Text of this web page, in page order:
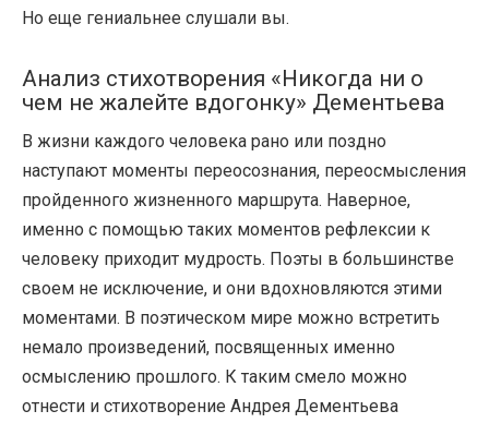
Но еще гениальнее слушали вы.
Анализ стихотворения «Никогда ни о
чем не жалейте вдогонку» Дементьева
В жизни каждого человека рано или поздно
наступают моменты переосознания, переосмысления
пройденного жизненного маршрута. Наверное,
именно с помощью таких моментов рефлексии к
человеку приходит мудрость. Поэты в большинстве
своем не исключение, и они вдохновляются этими
моментами. В поэтическом мире можно встретить
немало произведений, посвященных именно
осмыслению прошлого. К таким смело можно
отнести и стихотворение Андрея Дементьева